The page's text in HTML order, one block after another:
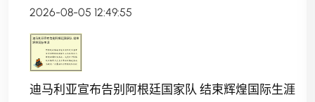
2026-08-05 12:49:55
迪马利亚宣布告别阿根廷国家队 结束辉煌国际生涯